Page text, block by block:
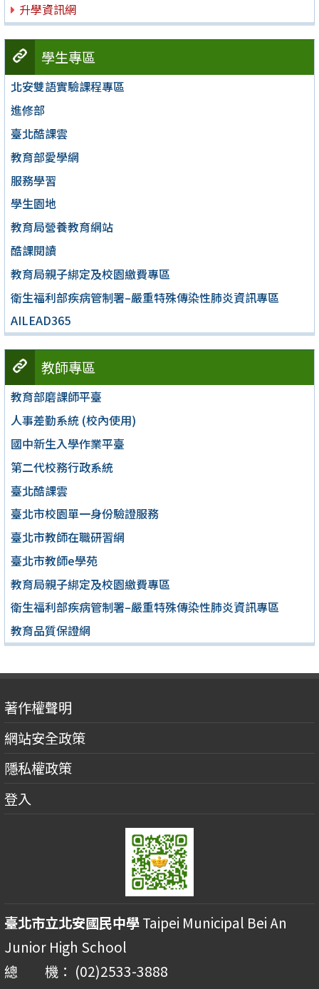
升學資訊網
學生專區
北安雙語實驗課程專區
進修部
臺北酷課雲
教育部愛學網
服務學習
學生園地
教育局營養教育網站
酷課閱讀
教育局親子綁定及校園繳費專區
衛生福利部疾病管制署–嚴重特殊傳染性肺炎資訊專區
AILEAD365
教師專區
教育部磨課師平臺
人事差勤系統 (校內使用)
國中新生入學作業平臺
第二代校務行政系統
臺北酷課雲
臺北市校園單一身份驗證服務
臺北市教師在職研習網
臺北市教師e學苑
教育局親子綁定及校園繳費專區
衛生福利部疾病管制署–嚴重特殊傳染性肺炎資訊專區
教育品質保證網
著作權聲明
網站安全政策
隱私權政策
登入
臺北市立北安國民中學Taipei Municipal Bei An
Junior High School
總 機： (02)2533-3888